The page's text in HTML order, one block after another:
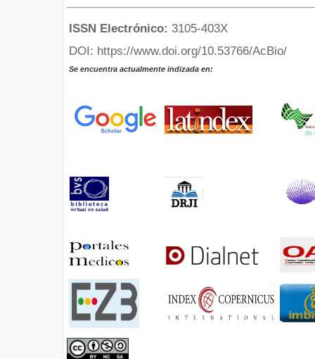
ISSN Electrónico: 3105-403X
DOI: https://www.doi.org/10.53766/AcBio/
Se encuentra actualmente indizada en: